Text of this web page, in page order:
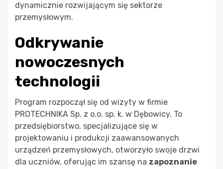
dynamicznie rozwijającym się sektorze
przemysłowym.
Odkrywanie
nowoczesnych
technologii
Program rozpoczął się od wizyty w firmie
PROTECHNIKA Sp. z o.o. sp. k. w Dębowicy. To
przedsiębiorstwo, specjalizujące się w
projektowaniu i produkcji zaawansowanych
urządzeń przemysłowych, otworzyło swoje drzwi
dla uczniów, oferując im szansę na zapoznanie